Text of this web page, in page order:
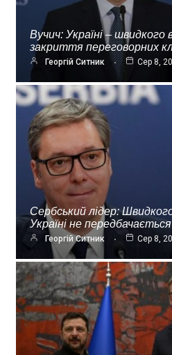
Вучич: Україні –
закриття переговорних
Георгій Ситник Сер 8,
Сербський лідер:
Україні не передбачається
Георгій Ситник Сер 8,